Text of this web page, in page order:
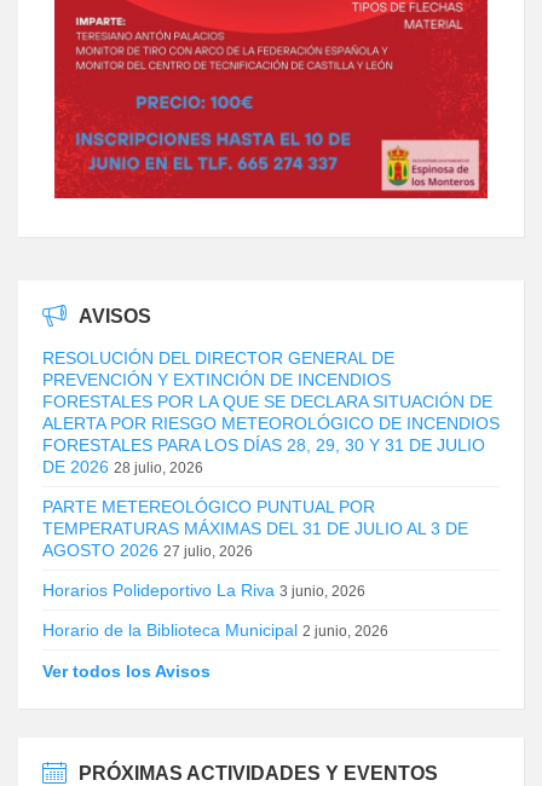
AVISOS
RESOLUCIÓN DEL DIRECTOR GENERAL DE
PREVENCIÓN Y EXTINCIÓN DE INCENDIOS
FORESTALES POR LA QUE SE DECLARA SITUACIÓN DE
ALERTA POR RIESGO METEOROLÓGICO DE INCENDIOS
FORESTALES PARA LOS DÍAS 28, 29, 30 Y 31 DE JULIO
DE 2026 28 julio, 2026
PARTE METEREOLÓGICO PUNTUAL POR
TEMPERATURAS MÁXIMAS DEL 31 DE JULIO AL 3 DE
AGOSTO 2026 27 julio, 2026
Horarios Polideportivo La Riva 3 junio, 2026
Horario de la Biblioteca Municipal 2 junio, 2026
Ver todos los Avisos
PRÓXIMAS ACTIVIDADES Y EVENTOS